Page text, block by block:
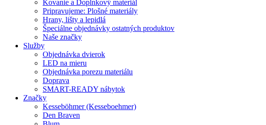
Kovanie a Doplnkový materiál
Pripravujeme: Plošné materiály
Hrany, lišty a lepidlá
Špeciálne objednávky ostatných produktov
Naše značky
Služby
Objednávka dvierok
LED na mieru
Objednávka porezu materiálu
Doprava
SMART-READY nábytok
Značky
Kesseböhmer (Kesseboehmer)
Den Braven